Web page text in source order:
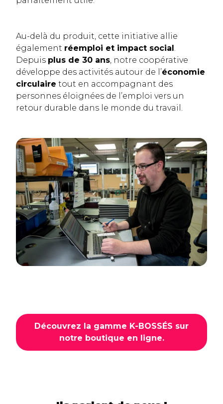
Au-delà du produit, cette initiative allie
également réemploi et impact social .
Depuis plus de 30 ans, notre coopérative
développe des activités autour de l’économie
circulaire tout en accompagnant des
personnes éloignées de l’emploi vers un
retour durable dans le monde du travail.
Découvrez la gamme K-BOSSÉS sur
notre boutique en ligne.